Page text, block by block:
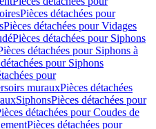
Pièces détachées pour
Pièces détachées pour Vidages
Pièces détachées pour Siphons
détachées pour Siphons à
pour Siphons
pour
murauxPièces détachées
SiphonsPièces détachées pour
détachées pour Coudes de
Pièces détachées pour